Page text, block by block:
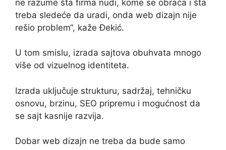
ne razume šta firma nudi, kome se obraća i šta
treba sledeće da uradi, onda web dizajn nije
rešio problem“, kaže Đekić.
U tom smislu, izrada sajtova obuhvata mnogo
više od vizuelnog identiteta.
Izrada uključuje strukturu, sadržaj, tehničku
osnovu, brzinu, SEO pripremu i mogućnost da
se sajt kasnije razvija.
Dobar web dizajn ne treba da bude samo